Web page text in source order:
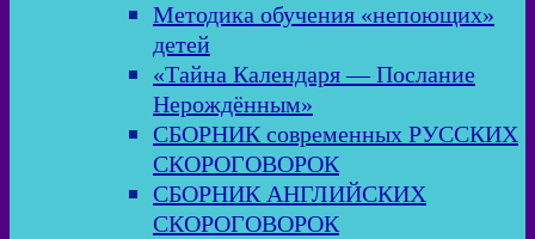
Методика обучения «непоющих»
детей
«Тайна Календаря — Послание
Нерождённым»
СБОРНИК современных РУССКИХ
СКОРОГОВОРОК
СБОРНИК АНГЛИЙСКИХ
СКОРОГОВОРОК